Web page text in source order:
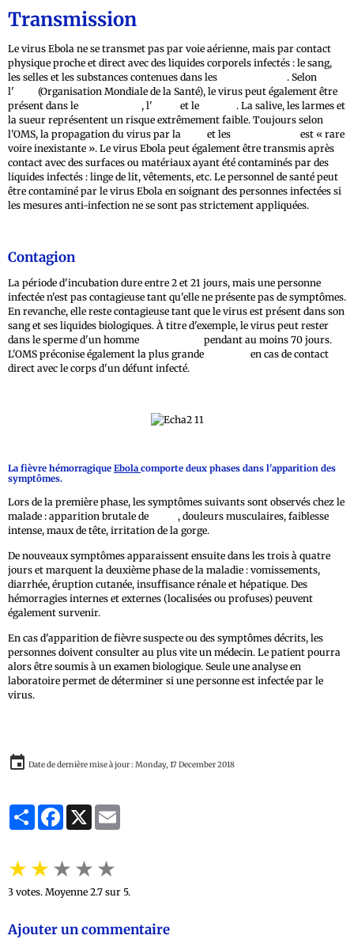
Transmission
Le virus Ebola ne se transmet pas par voie aérienne, mais par contact
physique proche et direct avec des liquides corporels infectés : le sang,
les selles et les substances contenues dans les
. Selon
l'
(Organisation Mondiale de la Santé), le virus peut également être
présent dans le
, l' et le
. La salive, les larmes et
la sueur représentent un risque extrêmement faible. Toujours selon
l'OMS, la propagation du virus par la
et les
est « rare
voire inexistante ». Le virus Ebola peut également être transmis après
contact avec des surfaces ou matériaux ayant été contaminés par des
liquides infectés : linge de lit, vêtements, etc. Le personnel de santé peut
être contaminé par le virus Ebola en soignant des personnes infectées si
les mesures anti-infection ne se sont pas strictement appliquées.
Contagion
La période d'incubation dure entre 2 et 21 jours, mais une personne
infectée n'est pas contagieuse tant qu'elle ne présente pas de symptômes.
En revanche, elle reste contagieuse tant que le virus est présent dans son
sang et ses liquides biologiques. À titre d'exemple, le virus peut rester
dans le sperme d'un homme
pendant au moins 70 jours.
L'OMS préconise également la plus grande
en cas de contact
direct avec le corps d'un défunt infecté.
La fièvre hémorragique Ebola comporte deux phases dans l'apparition des
symptômes.
Lors de la première phase, les symptômes suivants sont observés chez le
malade : apparition brutale de
, douleurs musculaires, faiblesse
intense, maux de tête, irritation de la gorge.
De nouveaux symptômes apparaissent ensuite dans les trois à quatre
jours et marquent la deuxième phase de la maladie : vomissements,
diarrhée, éruption cutanée, insuffisance rénale et hépatique. Des
hémorragies internes et externes (localisées ou profuses) peuvent
également survenir.
En cas d'apparition de fièvre suspecte ou des symptômes décrits, les
personnes doivent consulter au plus vite un médecin. Le patient pourra
alors être soumis à un examen biologique. Seule une analyse en
laboratoire permet de déterminer si une personne est infectée par le
virus.
Date de dernière mise à jour : Monday, 17 December 2018
PartagerFacebook
X
★★★★★
3 votes. Moyenne 2.7 sur 5.
Ajouter un commentaire